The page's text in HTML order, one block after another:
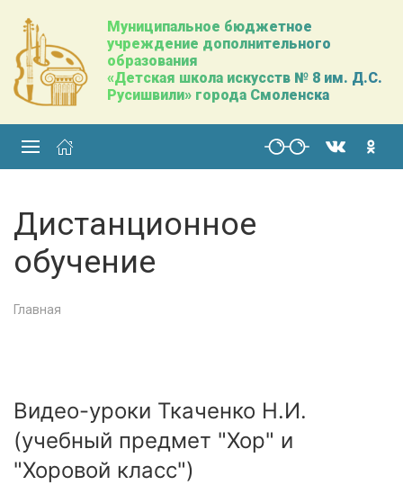
Муниципальное бюджетное
учреждение дополнительного
образования
«Детская школа искусств № 8 им. Д.С.
Русишвили» города Смоленска
Дистанционное
обучение
Главная
Видео-уроки Ткаченко Н.И.
(учебный предмет "Хор" и
"Хоровой класс")